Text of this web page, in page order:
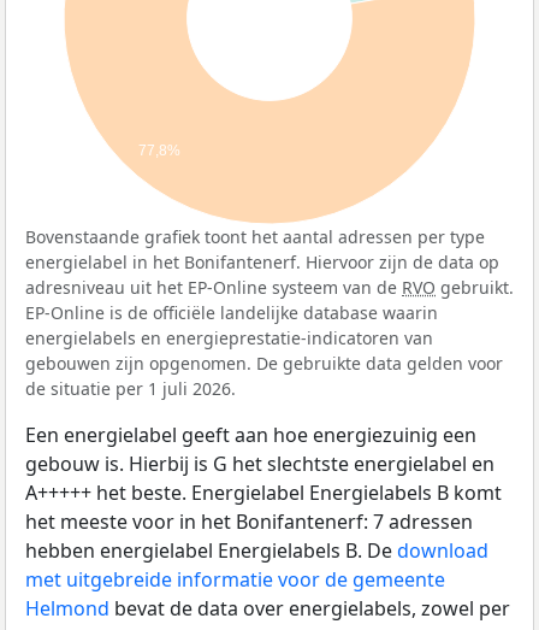
77,8%
Bovenstaande grafiek toont het aantal adressen per type
energielabel in het Bonifantenerf. Hiervoor zijn de data op
adresniveau uit het EP-Online systeem van de RVO gebruikt.
EP-Online is de officiële landelijke database waarin
energielabels en energieprestatie-indicatoren van
gebouwen zijn opgenomen. De gebruikte data gelden voor
de situatie per 1 juli 2026.
Een energielabel geeft aan hoe energiezuinig een
gebouw is. Hierbij is G het slechtste energielabel en
A+++++ het beste. Energielabel Energielabels B komt
het meeste voor in het Bonifantenerf: 7 adressen
hebben energielabel Energielabels B. Dedownload
met uitgebreide informatie voor de gemeente
Helmond bevat de data over energielabels, zowel per